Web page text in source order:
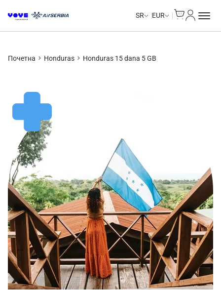
SR EUR
Почетна Honduras Honduras 15 dana 5 GB